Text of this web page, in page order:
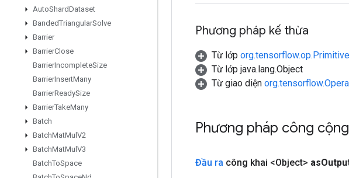
AutoShardDataset
BandedTriangularSolve
Barrier
BarrierClose
BarrierIncompleteSize
BarrierInsertMany
BarrierReadySize
BarrierTakeMany
Batch
BatchMatMul V2
BatchMatMul V3
BatchToSpace
Phương pháp kế thừa
Từ lớp
Từ lớp java.lang.Object
Từ giao diện
Phương pháp công cộng
Đầu ra công khai <Object> as